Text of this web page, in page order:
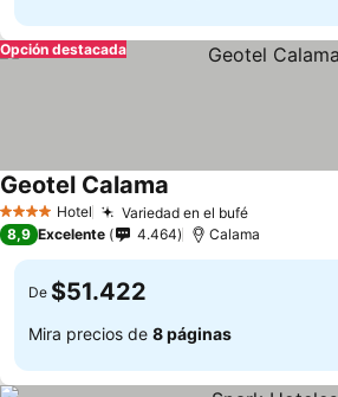
Opción destacada
4 EstrellasHotel Variedad en el buféVer precios
Geotel Calama
8,9 Excelente 4.464 Calama
De $51.422
Mira precios de 8 páginas